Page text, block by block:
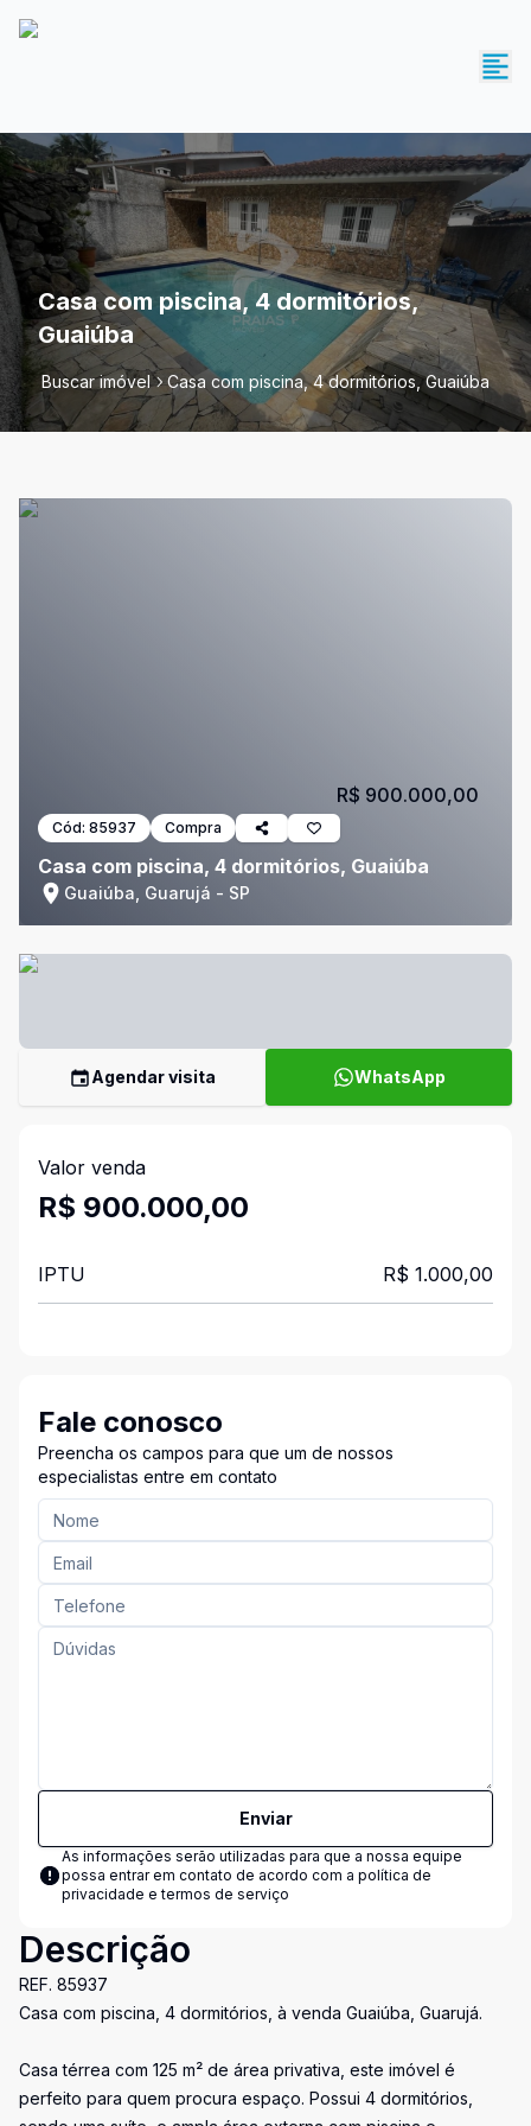
Casa com piscina, 4 dormitórios,
Guaiúba
Buscar imóvel Casa com piscina, 4 dormitórios, Guaiúba
Cód: 85937 Compra
Casa com piscina, 4 dormitórios, Guaiúba
Guaiúba, Guarujá - SP
R$ 900.000,00
Agendar visita WhatsApp
Valor venda
R$ 900.000,00
IPTU R$ 1.000,00
Fale conosco
Preencha os campos para que um de nossos
especialistas entre em contato
Enviar
As informações serão utilizadas para que a nossa equipe
possa entrar em contato de acordo com a política de
privacidade e termos de serviço
Descrição
REF. 85937
Casa com piscina, 4 dormitórios, à venda Guaiúba, Guarujá.
Casa térrea com 125 m² de área privativa, este imóvel é
perfeito para quem procura espaço. Possui 4 dormitórios,